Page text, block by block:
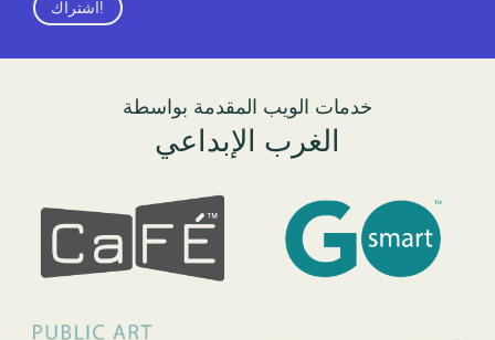
اشتراك!
خدمات الويب المقدمة بواسطة
الغرب الإبداعي